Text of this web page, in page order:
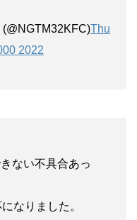
Thu
2022
ない不具合あっ
なりました。